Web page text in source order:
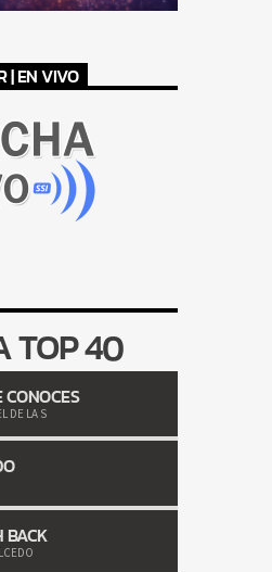
| EN VIVO
TOP 40
CONOCES
DE LA S
BACK